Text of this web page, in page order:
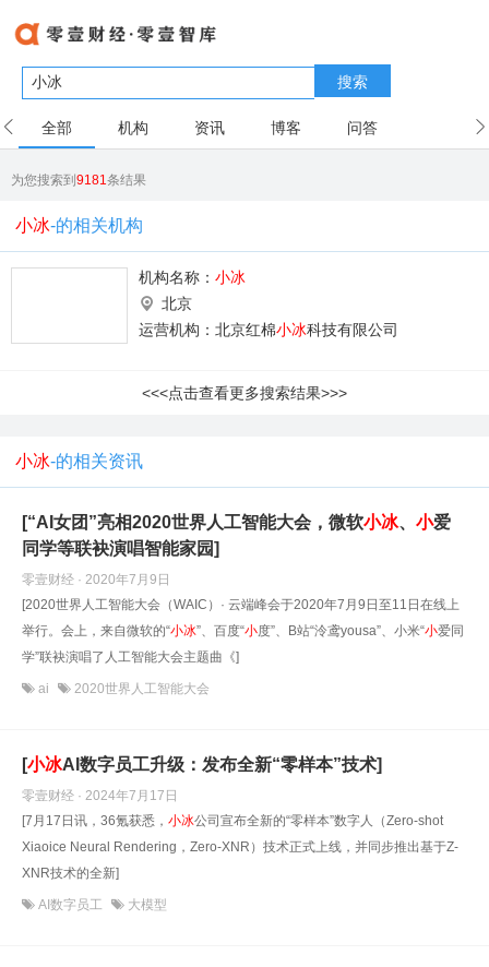
搜索
全部 机构 资讯 博客 问答
为您搜索到9181条结果
小冰-的相关机构
机构名称： 小冰
北京
运营机构：北京红棉小冰科技有限公司
<<<点击查看更多搜索结果>>>
小冰-的相关资讯
[“AI女团”亮相2020世界人工智能大会，微软小冰、 小爱
同学等联袂演唱智能家园]
零壹财经 · 2020年7月9日
[2020世界人工智能大会（WAIC）· 云端峰会于2020年7月9日至11日在线上
举行。会上，来自微软的“小冰”、百度“小度”、B站“泠鸢yousa”、小米“小爱同
学”联袂演唱了人工智能大会主题曲《]
ai 2020世界人工智能大会
[小冰AI数字员工升级：发布全新“零样本”技术]
零壹财经 · 2024年7月17日
[7月17日讯，36氪获悉， 小冰公司宣布全新的“零样本”数字人（Zero-shot
Xiaoice Neural Rendering，Zero-XNR）技术正式上线，并同步推出基于Z-
XNR技术的全新]
AI数字员工 大模型